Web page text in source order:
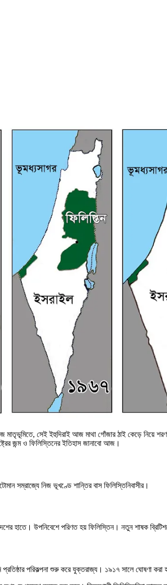
সেই ইহুদিরাই আজ মাথা গোঁজার ঠাই কেড়ে নিয়ে
জন্ম ও ফিলিস্তিনের ইতিহাস জানাবো আজ।
সম্রাজ্যে নিজ ভূখণ্ডে শান্তির বাস ফিলিস্তিনিবাসীর।
হাতে। উপনিবেশে পরিণত হয় ফিলিস্তিন। নতুন শাষক
পরিকল্পনা শুরু করে যুক্তরাজ্য। ১৯১৭ সালে ঘোষণা